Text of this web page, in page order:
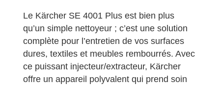
Le Kärcher SE 4001 Plus est bien plus
qu’un simple nettoyeur ; c’est une solution
complète pour l’entretien de vos surfaces
dures, textiles et meubles rembourrés. Avec
ce puissant injecteur/extracteur, Kärcher
offre un appareil polyvalent qui prend soin